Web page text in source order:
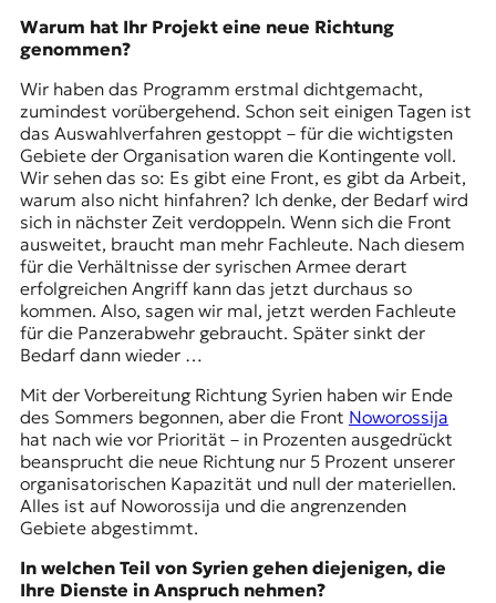
e
n
k
o
m
p
e
t
e
n
z
z
u
O
s
t
u
r
o
p
a
.
Warum hat Ihr Projekt eine neue Richtung
genommen?
Wir haben das Programm erstmal dichtgemacht,
zumindest vorübergehend. Schon seit einigen Tagen ist
das Auswahlverfahren gestoppt – für die wichtigsten
Gebiete der Organisation waren die Kontingente voll.
Wir sehen das so: Es gibt eine Front, es gibt da Arbeit,
warum also nicht hinfahren? Ich denke, der Bedarf wird
sich in nächster Zeit verdoppeln. Wenn sich die Front
ausweitet, braucht man mehr Fachleute. Nach diesem
für die Verhältnisse der syrischen Armee derart
erfolgreichen Angriff kann das jetzt durchaus so
kommen. Also, sagen wir mal, jetzt werden Fachleute
für die Panzerabwehr gebraucht. Später sinkt der
Bedarf dann wieder …
Mit der Vorbereitung Richtung Syrien haben wir Ende
des Sommers begonnen, aber die Front Noworossija
hat nach wie vor Priorität – in Prozenten ausgedrückt
beansprucht die neue Richtung nur 5 Prozent unserer
organisatorischen Kapazität und null der materiellen.
Alles ist auf Noworossija und die angrenzenden
Gebiete abgestimmt.
In welchen Teil von Syrien gehen diejenigen, die
Ihre Dienste in Anspruch nehmen?